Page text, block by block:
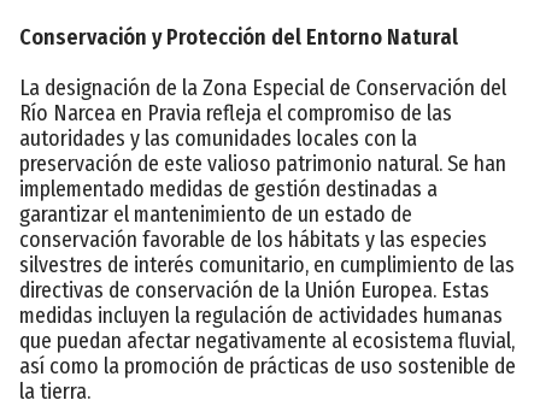
Conservación y Protección del Entorno Natural
La designación de la Zona Especial de Conservación del
Río Narcea en Pravia refleja el compromiso de las
autoridades y las comunidades locales con la
preservación de este valioso patrimonio natural. Se han
implementado medidas de gestión destinadas a
garantizar el mantenimiento de un estado de
conservación favorable de los hábitats y las especies
silvestres de interés comunitario, en cumplimiento de las
directivas de conservación de la Unión Europea. Estas
medidas incluyen la regulación de actividades humanas
que puedan afectar negativamente al ecosistema fluvial,
así como la promoción de prácticas de uso sostenible de
la tierra.